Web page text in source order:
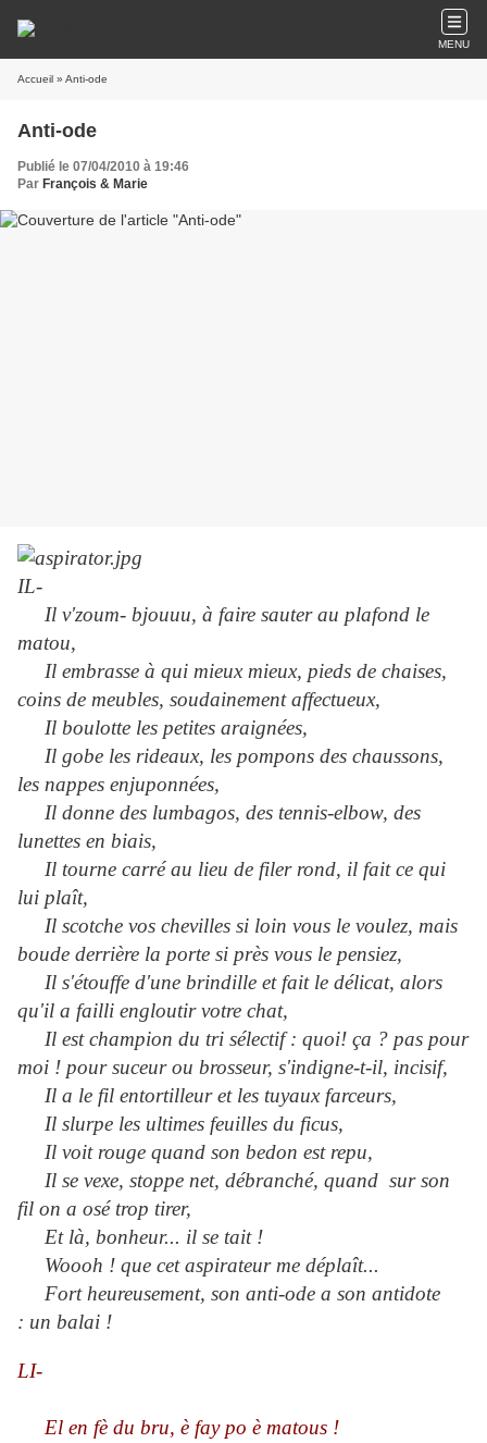
MENU
Accueil » Anti-ode
Anti-ode
Publié le 07/04/2010 à 19:46
Par François & Marie
IL-
Il v'zoum- bjouuu, à faire sauter au plafond le
matou,
Il embrasse à qui mieux mieux, pieds de chaises,
coins de meubles, soudainement affectueux,
Il boulotte les petites araignées,
Il gobe les rideaux, les pompons des chaussons,
les nappes enjuponnées,
Il donne des lumbagos, des tennis-elbow, des
lunettes en biais,
Il tourne carré au lieu de filer rond, il fait ce qui
lui plaît,
Il scotche vos chevilles si loin vous le voulez, mais
boude derrière la porte si près vous le pensiez,
Il s'étouffe d'une brindille et fait le délicat, alors
qu'il a failli engloutir votre chat,
Il est champion du tri sélectif : quoi! ça ? pas pour
moi ! pour suceur ou brosseur, s'indigne-t-il, incisif,
Il a le fil entortilleur et les tuyaux farceurs,
Il slurpe les ultimes feuilles du ficus,
Il voit rouge quand son bedon est repu,
Il se vexe, stoppe net, débranché, quand sur son
fil on a osé trop tirer,
Et là, bonheur... il se tait !
Woooh ! que cet aspirateur me déplaît...
Fort heureusement, son anti-ode a son antidote
: un balai !
LI-
El en fè du bru, è fay po è matous !